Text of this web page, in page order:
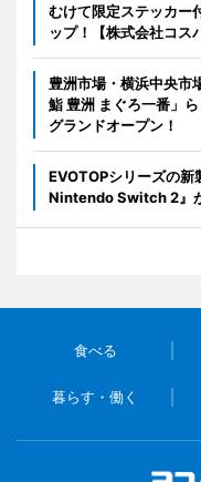
むけて限定ステッカー
ップ！【株式会社コス
豊洲市場・横浜中央市
鮨 豊洲 まぐろ一番」
グランドオープン！
EVOTOPシリーズの
Nintendo Switch 2』
食べる
暮らす・働く